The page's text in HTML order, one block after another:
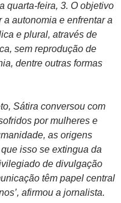
quarta-feira, 3. O objetivo
autonomia e enfrentar a
e plural, através de
sem reprodução de
dentre outras formas
Sátira conversou com
por mulheres e
as origens
isso se extingua da
de divulgação
têm papel central
afirmou a jornalista.